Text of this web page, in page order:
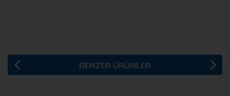
BENZER ÜRÜNLER